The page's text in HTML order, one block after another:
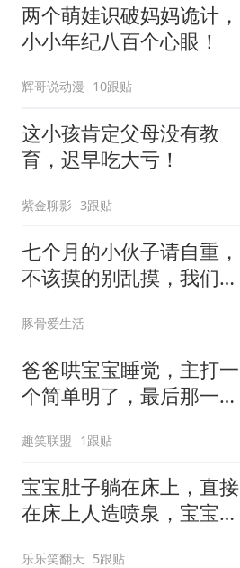
两个萌娃识破妈妈诡计，
小小年纪八百个心眼！
辉哥说动漫 10跟贴
这小孩肯定父母没有教
育，迟早吃大亏！
紫金聊影 3跟贴
七个月的小伙子请自重，
不该摸的别乱摸，我们只
豚骨爱生活
爸爸哄宝宝睡觉，主打一
个简单明了，最后那一下
趣笑联盟 1跟贴
宝宝肚子躺在床上，直接
在床上人造喷泉，宝宝：
乐乐笑翻天 5跟贴